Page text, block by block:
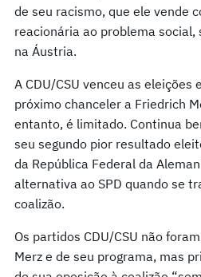
de seu racismo, que ele vende
reacionária ao problema social,
na Áustria.
A CDU/CSU venceu as eleições
próximo chanceler a Friedrich
entanto, é limitado. Continua
seu segundo pior resultado
da República Federal da
alternativa ao SPD quando se
coalizão.
Os partidos CDU/CSU não
Merz e de seu programa, mas